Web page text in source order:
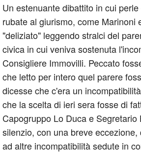
Un estenuante dibattito in cui
rubate al giurismo, come Marinoni
"deliziato" leggendo stralci del
civica in cui veniva sostenuta
Consigliere Immovilli. Peccato
che letto per intero quel parere
dicesse che c'era un
che la scelta di ieri sera fosse di
Capogruppo Lo Duca e
silenzio, con una breve
ad altre incompatibilità sedute in